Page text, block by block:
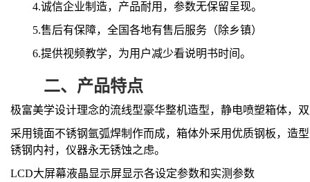
4.诚信企业制造，产品耐用，参数无保留呈现。
5.售后有保障，全国各地有售后服务（除乡镇）
6.提供视频教学，为用户减少看说明书时间。
二、 产品特点
极富美学设计理念的流线型豪华整机造型，静电喷塑箱体，
采用镜面不锈钢氩弧焊制作而成，箱体外采用优质钢板，造
锈钢内衬，仪器永无锈蚀之虑。
LCD大屏幕液晶显示屏显示各设定参数和实测参数